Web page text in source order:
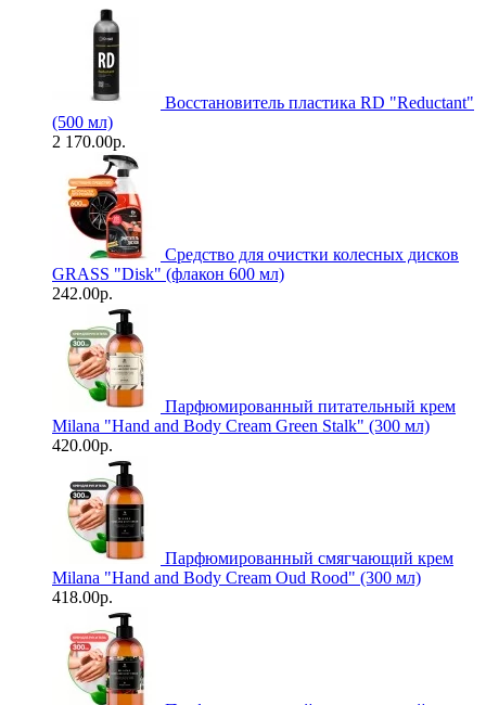
Восстановитель пластика RD "Reductant"
(500 мл)
2 170.00р.
Средство для очистки колесных дисков
GRASS "Disk" (флакон 600 мл)
242.00р.
Парфюмированный питательный крем
Milana "Hand and Body Cream Green Stalk" (300 мл)
420.00р.
Парфюмированный смягчающий крем
Milana "Hand and Body Cream Oud Rood" (300 мл)
418.00р.